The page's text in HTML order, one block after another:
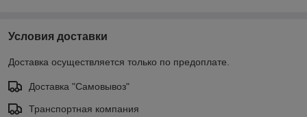
Условия доставки
Доставка осуществляется только по предоплате.
Доставка "Самовывоз"
Транспортная компания